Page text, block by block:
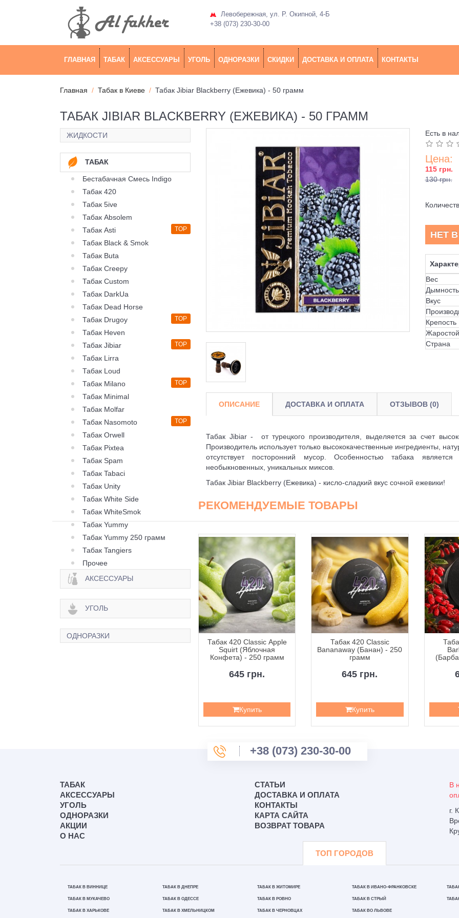
Левобережная, ул. Р. Окипной, 4-Б
+38 (073) 230-30-00
ГЛАВНАЯ ТАБАК АКСЕССУАРЫ УГОЛЬ ОДНОРАЗКИ СКИДКИ ДОСТАВКА И ОПЛАТА КОНТАКТЫ
Главная Табак в Киеве Табак Jibiar Blackberry (Ежевика) - 50 грамм
ТАБАК JIBIAR BLACKBERRY (ЕЖЕВИКА) - 50 ГРАММ
ЖИДКОСТИ
ТАБАК
Бестабачная Смесь Indigo
Табак 420
Табак 5ive
Табак Absolem
Табак Asti
TOP
Табак Black & Smok
Табак Buta
Табак Creepy
Табак Custom
Табак DarkUa
Табак Dead Horse
Табак Drugoy
TOP
Табак Heven
Табак Jibiar
TOP
Табак Lirra
Табак Loud
Табак Milano
TOP
Табак Minimal
Табак Molfar
Табак Nasomoto
TOP
Табак Orwell
Табак Pixtea
Табак Spam
Табак Tabaci
Табак Unity
Табак White Side
Табак WhiteSmok
Табак Yummy
Табак Yummy 250 грамм
Табак Tangiers
Прочее
АКСЕССУАРЫ
УГОЛЬ
ОДНОРАЗКИ
Есть в
Цена:
115 грн.
130 грн.
НЕТ
Вес
Дымность
Вкус
Крепость
Страна
ОПИСАНИЕ ДОСТАВКА И ОПЛАТА ОТЗЫВОВ (0)
Табак Jibiar - от турецкого производителя, выделяется за счет
Производитель использует только высококачественные ингредиенты,
отсутствует посторонний мусор. Особенностью табака
необыкновенных, уникальных миксов.
Табак Jibiar Blackberry (Ежевика) - кисло-сладкий вкус сочной ежевики!
РЕКОМЕНДУЕМЫЕ ТОВАРЫ
420 Classic Frost
Табак 420 Classic Frost
Табак 420 Classic Apple
Squirt (Яблочная
Конфета) - 250 грамм
645 грн.
Купить
Табак 420 Classic
Bananaway (Банан) - 250
грамм
645 грн.
Купить
+38 (073) 230-30-00
ТАБАК
АКСЕССУАРЫ
УГОЛЬ
ОДНОРАЗКИ
АКЦИИ
О НАС
СТАТЬИ
ДОСТАВКА И ОПЛАТА
КОНТАКТЫ
КАРТА САЙТА
ВОЗВРАТ ТОВАРА
В
г.
ТОП ГОРОДОВ
ТАБАК В ВИННИЦЕ ТАБАК В ДНЕПРЕ ТАБАК В ЖИТОМИРЕ ТАБАК В ИВАНО-ФРАНКОВСКЕ
ТАБАК В МУКАЧЕВО ТАБАК В ОДЕССЕ ТАБАК В РОВНО ТАБАК В СТРЫЙ
ТАБАК В ХАРЬКОВЕ ТАБАК В ХМЕЛЬНИЦКОМ ТАБАК В ЧЕРНОВЦАХ ТАБАК ВО ЛЬВОВЕ